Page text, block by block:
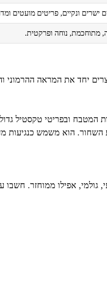
ישרים ונקיים, פריטים מועטים
מתוחכמת, נוחה ופרקטית.
יחד את המראה ההרמוני
המטבח ובפריטי טקסטיל
השחור. הוא משמש כנגיעות
גולמי, אפילו ממוחזר. חשבו